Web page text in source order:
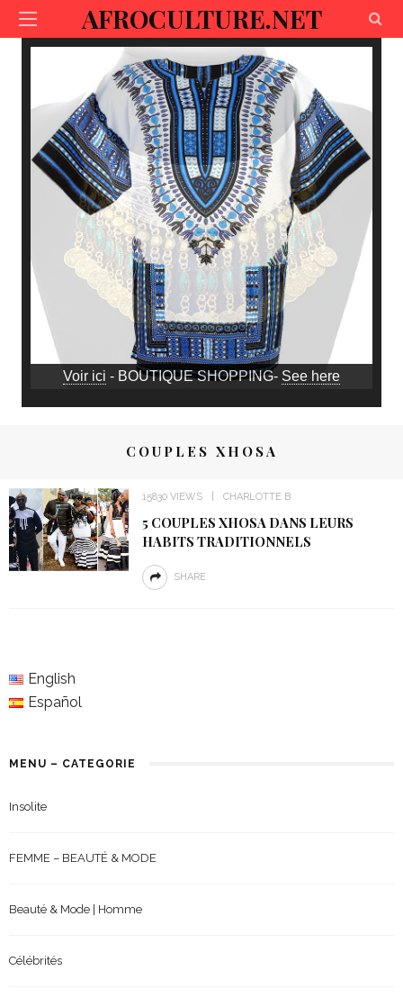
AFROCULTURE.NET
Voir ici - BOUTIQUE SHOPPING- See here
COUPLES XHOSA
15830 VIEWS CHARLOTTE B
5 COUPLES XHOSA DANS LEURS
HABITS TRADITIONNELS
SHARE
English
Español
MENU – CATEGORIE
Insolite
FEMME – BEAUTÉ & MODE
Beauté & Mode | Homme
Célébrités